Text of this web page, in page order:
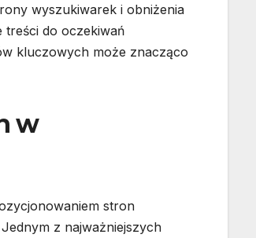
wyszukiwarek i obniżenia
treści do oczekiwań
kluczowych może znacząco
w
stron
z najważniejszych